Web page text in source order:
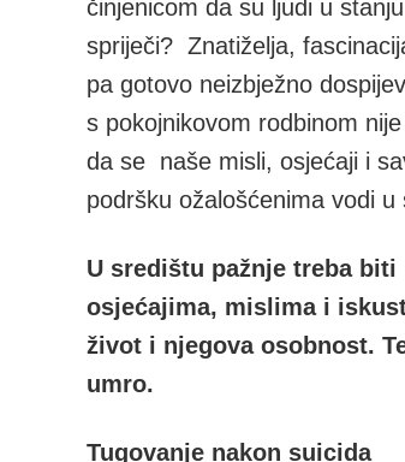
činjenicom da su ljudi u
spriječi? Znatiželja,
pa gotovo neizbježno
s pokojnikovom rodbinom
da se naše misli, osjećaji i
podršku ožalošćenima vodi u
U središtu pažnje treba
osjećajima, mislima i
život i njegova osobnost.
umro.
Tugovanje nakon suicida